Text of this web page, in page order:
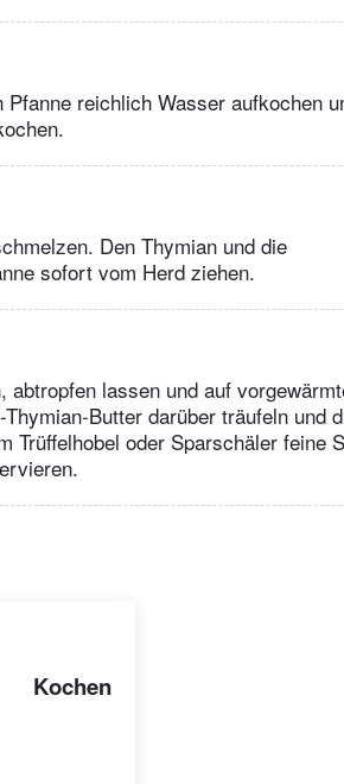
reichlich Wasser aufkochen
Den Thymian und die
sofort vom Herd ziehen.
lassen und auf
Butter darüber träufeln und
Trüffelhobel oder Sparschäler feine
Kochen